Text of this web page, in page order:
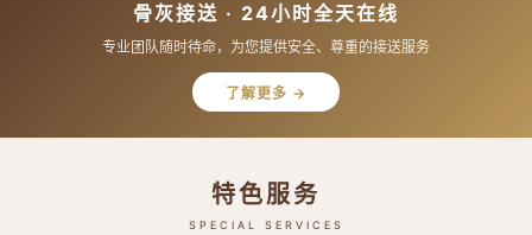
骨灰接送 · 24小时全天在线
专业团队随时待命，为您提供安全、尊重的接送服务
了解更多 →
特色服务
SPECIAL SERVICES